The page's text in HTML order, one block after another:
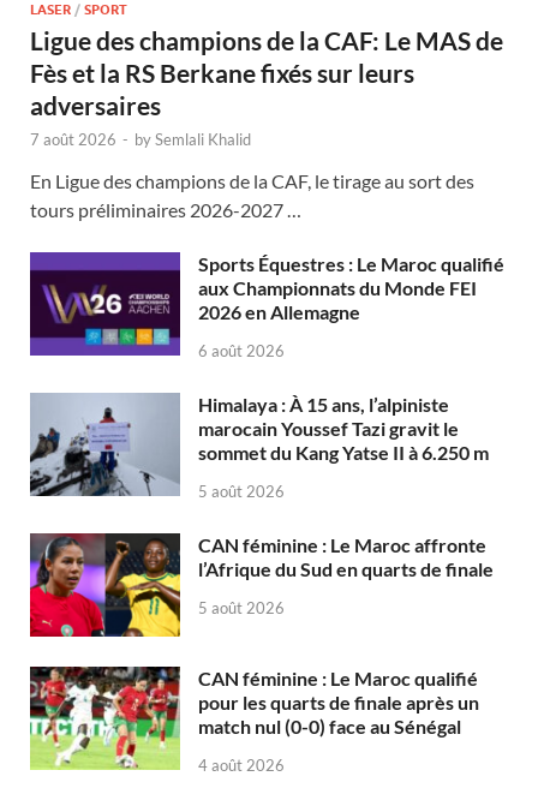
LASER / SPORT
Ligue des champions de la CAF: Le MAS de
Fès et la RS Berkane fixés sur leurs
adversaires
7 août 2026 - bySemlali Khalid
En Ligue des champions de la CAF, le tirage au sort des
tours préliminaires 2026-2027 …
Sports Équestres : Le Maroc qualifié
aux Championnats du Monde FEI
2026 en Allemagne
6 août 2026
Himalaya : À 15 ans, l’alpiniste
marocain Youssef Tazi gravit le
sommet du Kang Yatse II à 6.250 m
5 août 2026
CAN féminine : Le Maroc affronte
l’Afrique du Sud en quarts de finale
5 août 2026
CAN féminine : Le Maroc qualifié
pour les quarts de finale après un
match nul (0-0) face au Sénégal
4 août 2026